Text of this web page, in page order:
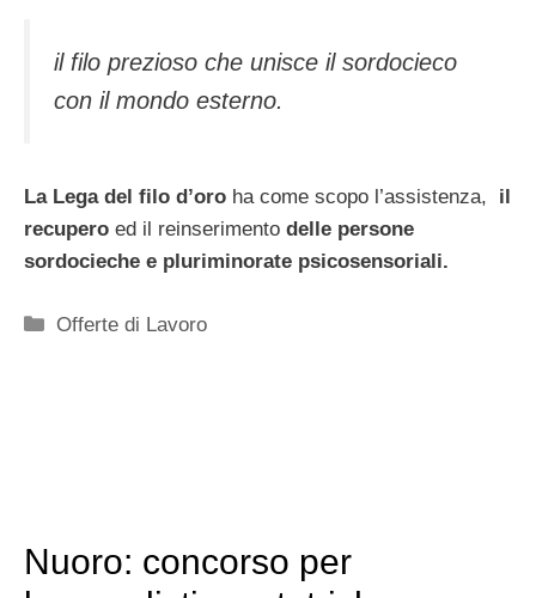
il filo prezioso che unisce il sordocieco
con il mondo esterno.
La Lega del filo d’oro ha come scopo l’assistenza, il
recupero ed il reinserimento delle persone
sordocieche e pluriminorate psicosensoriali.
Categorie
Offerte di Lavoro
Nuoro: concorso per